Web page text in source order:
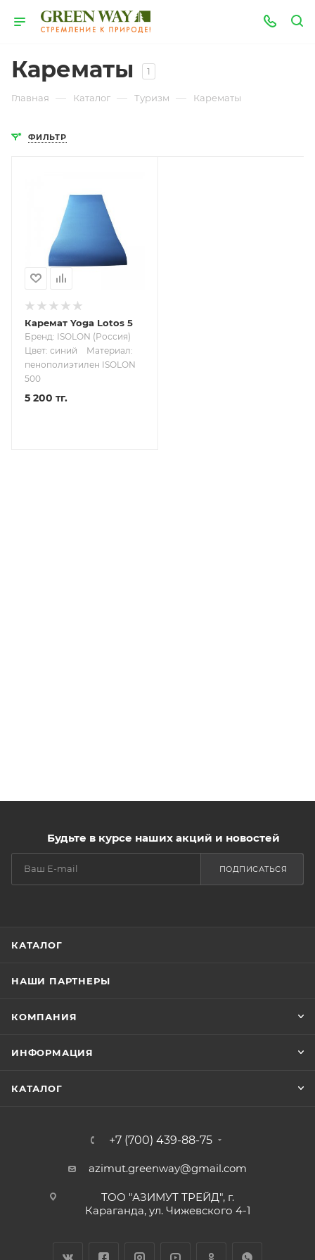
Карематы 1
Главная — Каталог — Туризм — Карематы
ФИЛЬТР
Каремат Yoga Lotos 5
Бренд: ISOLON (Россия)
Цвет: синий
Материал:
пенополиэтилен ISOLON
500
5 200 тг.
Будьте в курсе наших акций и новостей
ПОДПИСАТЬСЯ
КАТАЛОГ
НАШИ ПАРТНЕРЫ
КОМПАНИЯ
ИНФОРМАЦИЯ
КАТАЛОГ
+7 (700) 439-88-75
azimut.greenway@gmail.com
ТОО "АЗИМУТ ТРЕЙД", г.
Караганда, ул. Чижевского 4-1